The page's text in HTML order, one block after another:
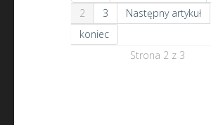
2
3
Następny artykuł
koniec
Strona 2 z 3